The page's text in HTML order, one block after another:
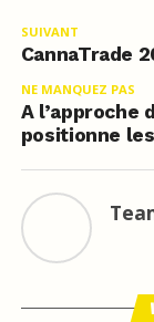
SUIVANT
CannaTrade
NE MANQUEZ PAS
A l’approche
positionne